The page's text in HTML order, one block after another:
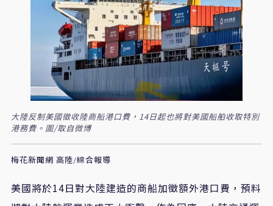
大陸反制美國徵收陸商船港口費，14日起也將對美國船舶收取特別
港務費。圖/取自微博
梅花新聞網 高陸/綜合報導
美國將於14日對大陸建造的商船加徵額外港口費，預料